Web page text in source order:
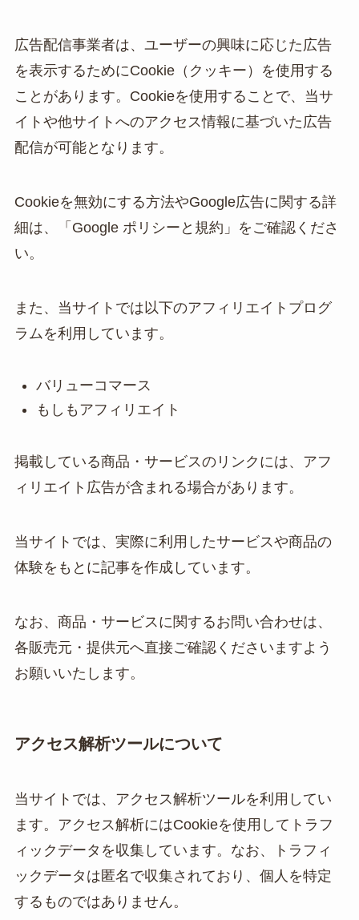
広告配信事業者は、ユーザーの興味に応じた広告
を表示するためにCookie（クッキー）を使用する
ことがあります。Cookieを使用することで、当サ
イトや他サイトへのアクセス情報に基づいた広告
配信が可能となります。
Cookieを無効にする方法やGoogle広告に関する詳
細は、「Google ポリシーと規約」をご確認くださ
い。
また、当サイトでは以下のアフィリエイトプログ
ラムを利用しています。
バリューコマース
もしもアフィリエイト
掲載している商品・サービスのリンクには、アフ
ィリエイト広告が含まれる場合があります。
当サイトでは、実際に利用したサービスや商品の
体験をもとに記事を作成しています。
なお、商品・サービスに関するお問い合わせは、
各販売元・提供元へ直接ご確認くださいますよう
お願いいたします。
アクセス解析ツールについて
当サイトでは、アクセス解析ツールを利用してい
ます。アクセス解析にはCookieを使用してトラフ
ィックデータを収集しています。なお、トラフィ
ックデータは匿名で収集されており、個人を特定
するものではありません。